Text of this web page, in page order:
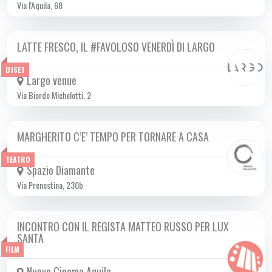
Via l'Aquila, 68
DJSET
DA VEN 27/09 A VEN 20/06 2025
LATTE FRESCO, IL #FAVOLOSO VENERDÌ DI LARGO
Largo venue
Via Biordo Michelotti, 2
TEATRO
DA VEN 28/02 A SAB 01/03 2025
MARGHERITO C’E’ TEMPO PER TORNARE A CASA
Spazio Diamante
Via Prenestina, 230b
FILM
VEN 28/02 2025
INCONTRO CON IL REGISTA MATTEO RUSSO PER LUX
SANTA